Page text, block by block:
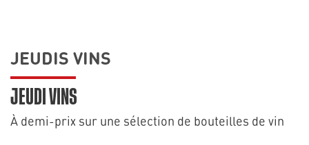
JEUDIS VINS
JEUDI VINS
À demi-prix sur une sélection de bouteilles de vin